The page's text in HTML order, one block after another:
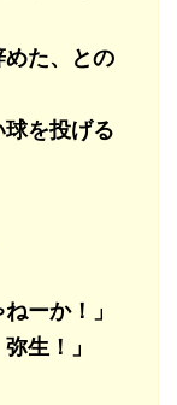
た、との
を投げる
ーか！」
生！」